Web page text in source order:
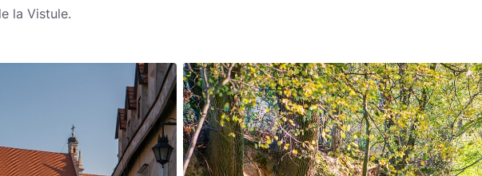
la Vistule.